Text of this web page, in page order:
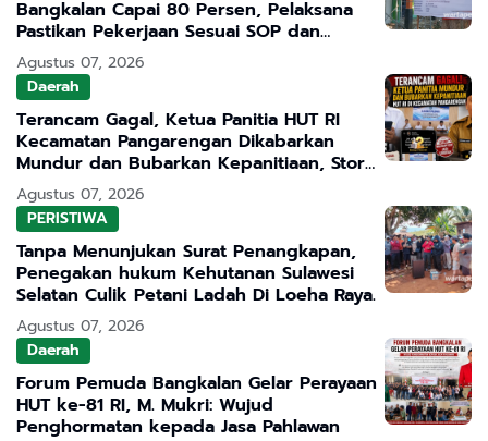
Bangkalan Capai 80 Persen, Pelaksana
Pastikan Pekerjaan Sesuai SOP dan
Transparan
Agustus 07, 2026
Daerah
Terancam Gagal, Ketua Panitia HUT RI
Kecamatan Pangarengan Dikabarkan
Mundur dan Bubarkan Kepanitiaan, Story
WhatsApp ASN Jadi Sorotan
Agustus 07, 2026
PERISTIWA
Tanpa Menunjukan Surat Penangkapan,
Penegakan hukum Kehutanan Sulawesi
Selatan Culik Petani Ladah Di Loeha Raya.
Agustus 07, 2026
Daerah
Forum Pemuda Bangkalan Gelar Perayaan
HUT ke-81 RI, M. Mukri: Wujud
Penghormatan kepada Jasa Pahlawan